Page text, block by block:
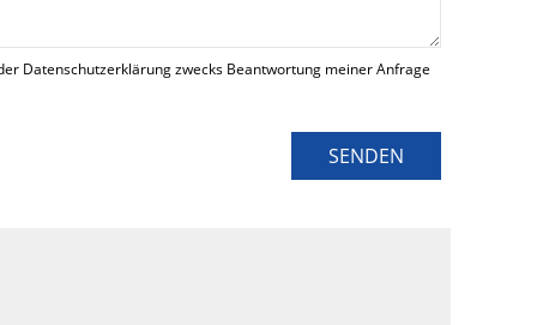
Datenschutzerklärung zwecks Beantwortung meiner Anfrage
SENDEN